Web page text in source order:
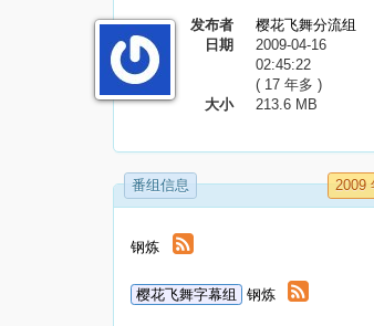
发布者
樱花飞舞分流组
日期
2009-04-16
02:45:22
( 17 年多 )
大小
213.6 MB
番组信息 2009
钢炼
樱花飞舞字幕组 钢炼